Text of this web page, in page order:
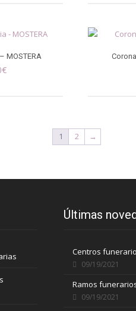
MOSTERA
€
1 2 →
Últimas
Centros
09/19/2021
Ramos
09/19/2021